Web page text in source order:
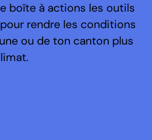
boîte à actions les outils
rendre les conditions
ou de ton canton plus